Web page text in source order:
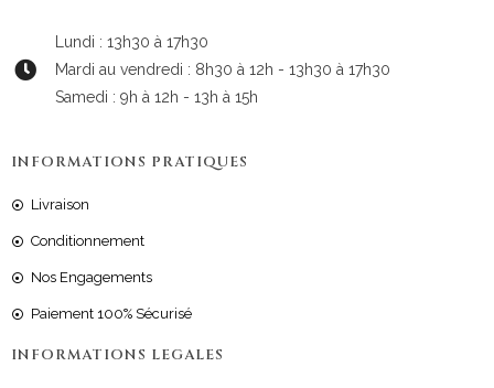
Lundi : 13h30 à 17h30
Mardi au vendredi : 8h30 à 12h - 13h30 à 17h30
Samedi : 9h à 12h - 13h à 15h
INFORMATIONS PRATIQUES
Livraison
Conditionnement
Nos Engagements
Paiement 100% Sécurisé
INFORMATIONS LEGALES